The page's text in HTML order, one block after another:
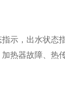
示，出水状态指
热器故障、热